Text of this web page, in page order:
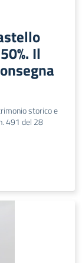
Il
storico e
491 del 28